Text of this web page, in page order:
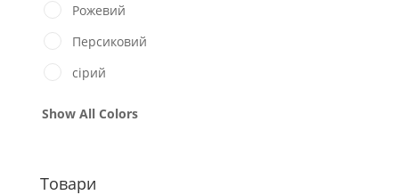
Рожевий
Персиковий
сірий
Show All Colors
Товари